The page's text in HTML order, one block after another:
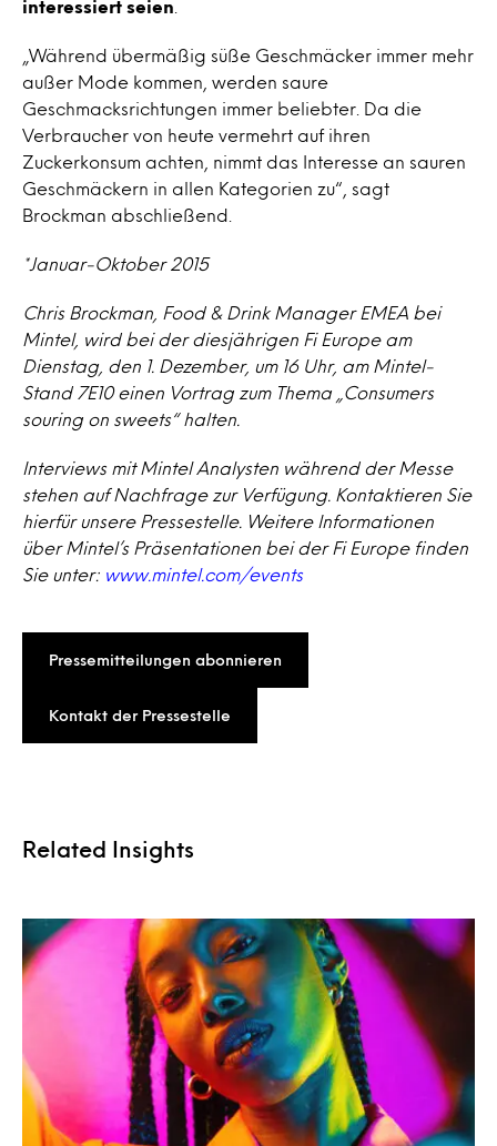
interessiert seien
„Während übermäßig süße Geschmäcker immer mehr
außer Mode kommen, werden saure
Geschmacksrichtungen immer beliebter. Da die
Verbraucher von heute vermehrt auf ihren
Zuckerkonsum achten, nimmt das Interesse an sauren
Geschmäckern in allen Kategorien zu“, sagt
Brockman abschließend.
*Januar-Oktober 2015
Chris Brockman, Food & Drink Manager EMEA bei
Mintel, wird bei der diesjährigen Fi Europe am
Dienstag, den 1. Dezember, um 16 Uhr, am Mintel-
Stand 7E10 einen Vortrag zum Thema „Consumers
souring on sweets“ halten.
Interviews mit Mintel Analysten während der Messe
stehen auf Nachfrage zur Verfügung. Kontaktieren Sie
hierfür unsere Pressestelle. Weitere Informationen
über Mintel’s Präsentationen bei der Fi Europe finden
Sie unter: www.mintel.com/events
Pressemitteilungen abonnieren
Kontakt der Pressestelle
Related Insights